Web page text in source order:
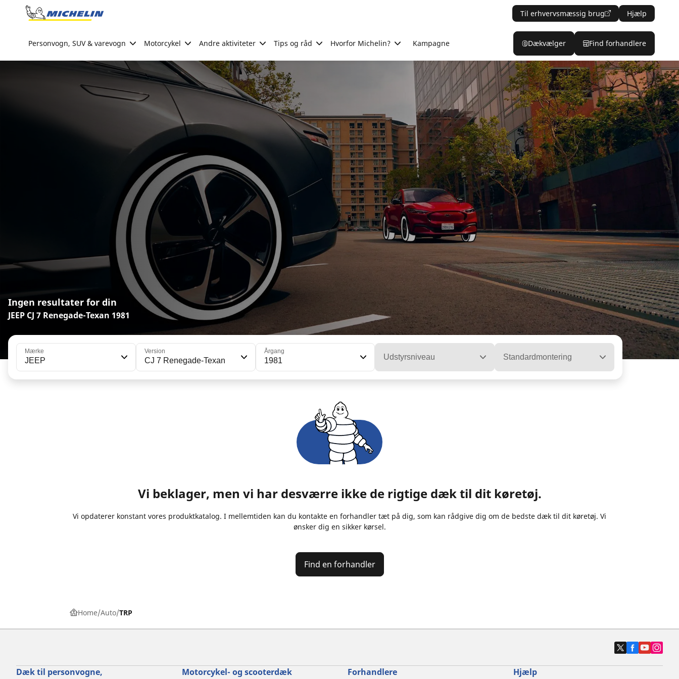
Go to page content
Til erhvervsmæssig brug Hjælp
Personvogn, SUV & varevogn Motorcykel Andre aktiviteter Tips og råd Hvorfor Michelin? Kampagne Dækvælger Find forhandlere
Ingen resultater for din
JEEP CJ 7 Renegade-Texan 1981
Mærke
JEEP
Version
CJ 7 Renegade-Texan
Årgang
1981 Udstyrsniveau Standardmontering
Vi beklager, men vi har desværre ikke de rigtige dæk til dit køretøj.
Vi opdaterer konstant vores produktkatalog. I mellemtiden kan du kontakte en forhandler tæt på dig, som kan rådgive dig om de bedste dæk til dit køretøj. Vi
ønsker dig en sikker kørsel.
Find en forhandler
Home Auto TRP
Dæk til personvogne,
Motorcykel- og scooterdæk Forhandlere Hjælp